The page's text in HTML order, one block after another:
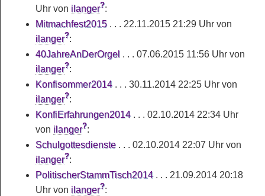
Uhr von ilanger?:
Mitmachfest2015 . . . 22.11.2015 21:29 Uhr von
ilanger?:
40JahreAnDerOrgel . . . 07.06.2015 11:56 Uhr von
ilanger?:
Konfisommer2014. . . 30.11.2014 22:25 Uhr von
ilanger?:
KonfiErfahrungen2014. . . 02.10.2014 22:34 Uhr
von ilanger?:
Schulgottesdienste . . . 02.10.2014 22:07 Uhr von
ilanger?:
PolitischerStammTisch2014. . . 21.09.2014 20:18
Uhr von ilanger?: